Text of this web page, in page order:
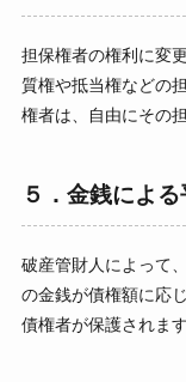
担保権者の権利に変
質権や抵当権などの
権者は、自由にその
５．金銭によ
破産管財人によって
の金銭が債権額に応
債権者が保護されます